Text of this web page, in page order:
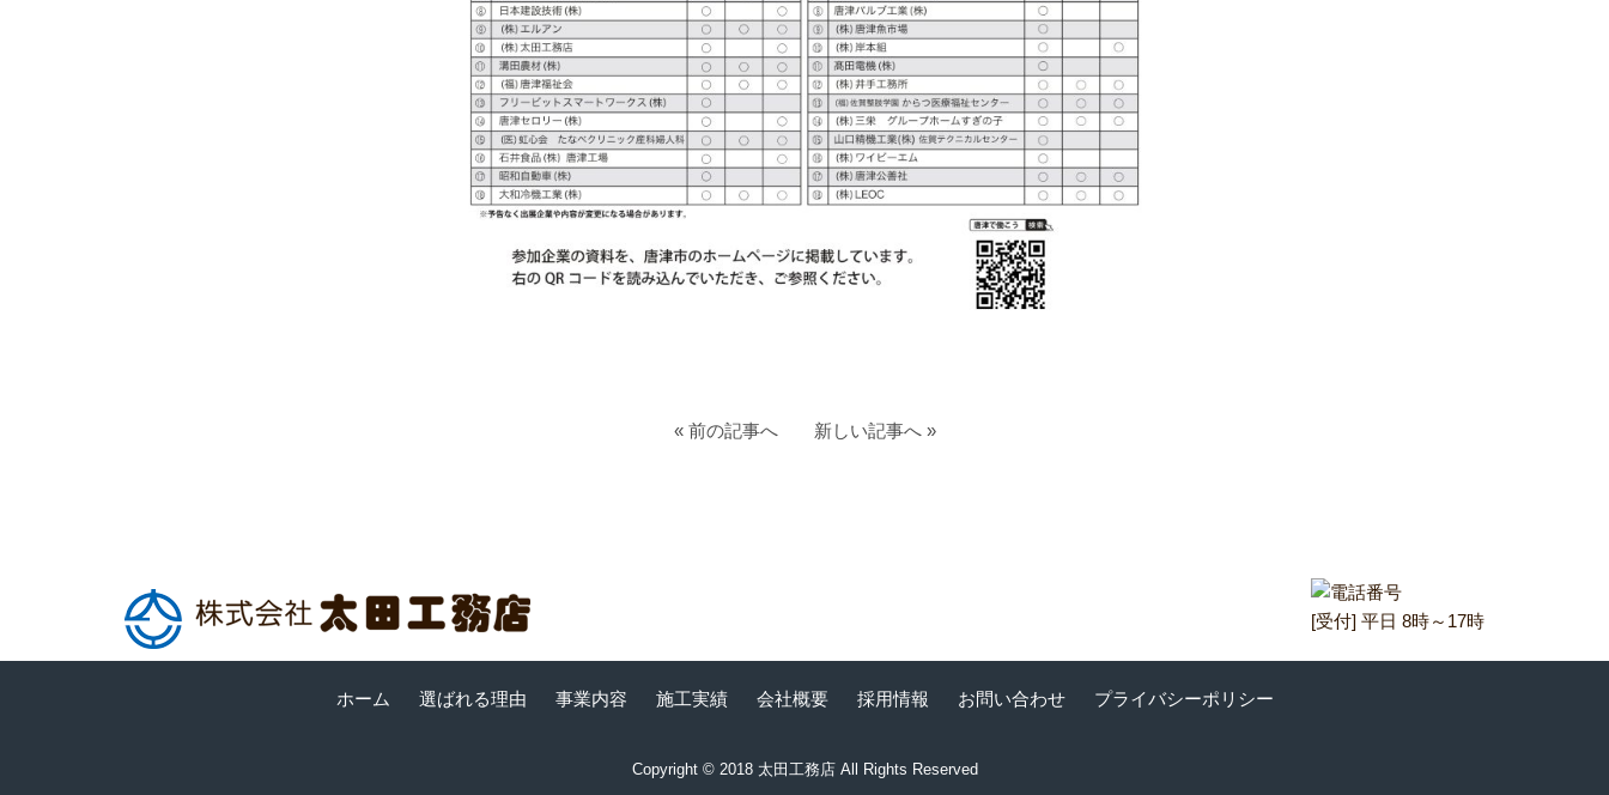
« 前の記事へ 新しい記事へ »
[受付] 平日 8時～17時
ホーム 選ばれる理由 事業内容 施工実績 会社概要 採用情報 お問い合わせ プライバシーポリシー
Copyright © 2018 太田工務店 All Rights Reserved